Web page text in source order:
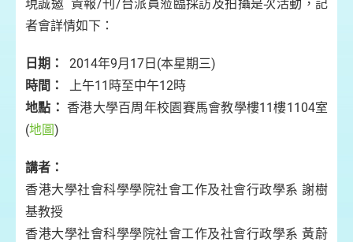
現誠邀 貴報/刊/台派員蒞臨採訪及拍攝是次活動，記
者會詳情如下：
日期：
2014年9月17日(本星期三)
時間：
上午11時至中午12時
地點： 香港大學百周年校園賽馬會教學樓11樓1104室
(地圖)
講者：
香港大學社會科學學院社會工作及社會行政學系 謝樹
基教授
香港大學社會科學學院社會工作及社會行政學系 黃蔚